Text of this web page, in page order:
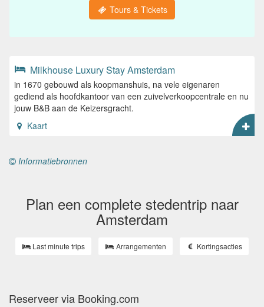
Tours & Tickets
Milkhouse Luxury Stay Amsterdam
in 1670 gebouwd als koopmanshuis, na vele eigenaren
gediend als hoofdkantoor van een zuivelverkoopcentrale en nu
jouw B&B aan de Keizersgracht.
Kaart
Informatiebronnen
Plan een complete stedentrip naar
Amsterdam
Last minute trips Arrangementen Kortingsacties
Reserveer via Booking.com